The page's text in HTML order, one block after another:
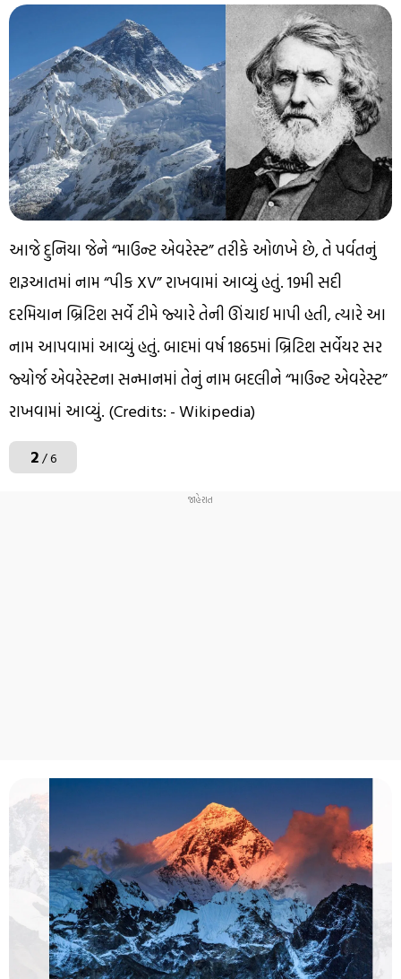
આજે દુનિયા જેને “માઉન્ટ એવરેસ્ટ” તરીકે ઓળખે છે, તે પર્વતનું
શરૂઆતમાં નામ “પીક XV” રાખવામાં આવ્યું હતું. 19મી સદી
દરમિયાન બ્રિટિશ સર્વે ટીમે જ્યારે તેની ઊંચાઈ માપી હતી, ત્યારે આ
નામ આપવામાં આવ્યું હતું. બાદમાં વર્ષ 1865માં બ્રિટિશ સર્વેયર સર
જ્યોર્જ એવરેસ્ટના સન્માનમાં તેનું નામ બદલીને “માઉન્ટ એવરેસ્ટ”
રાખવામાં આવ્યું. (Credits: - Wikipedia)
2/ 6